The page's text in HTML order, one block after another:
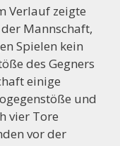
Verlauf zeigte
Mannschaft,
Spielen kein
des Gegners
einige
und
vier Tore
vor der